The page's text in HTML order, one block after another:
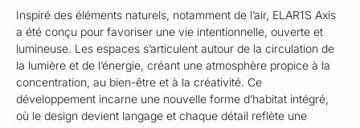
Inspiré des éléments naturels, notamment de l’air, ELAR1S Axis
a été conçu pour favoriser une vie intentionnelle, ouverte et
lumineuse. Les espaces s’articulent autour de la circulation de
la lumière et de l’énergie, créant une atmosphère propice à la
concentration, au bien-être et à la créativité. Ce
développement incarne une nouvelle forme d’habitat intégré,
où le design devient langage et chaque détail reflète une